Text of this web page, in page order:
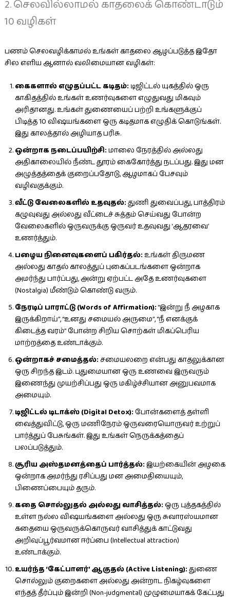
2. செலவில்லாமல் காதலைக் கொண்டாடும்
10 வழிகள்
பணம் செலவழிக்காமல் உங்கள் காதலை ஆழப்படுத்த இதோ
சில எளிய ஆனால் வலிமையான வழிகள்:
கைகளால் எழுதப்பட்ட கடிதம்: டிஜிட்டல் யுகத்தில் ஒரு
காகிதத்தில் உங்கள் உணர்வுகளை எழுதுவது மிகவும்
அரிதானது. உங்கள் துணையைப் பற்றி உங்களுக்குப்
பிடித்த 10 விஷயங்களை ஒரு கடிதமாக எழுதிக் கொடுங்கள்.
இது காலத்தால் அழியாத பரிசு.
ஒன்றாக நடைப்பயிற்சி:மாலை நேரத்தில் அல்லது
அதிகாலையில் நீண்ட தூரம் கைகோர்த்து நடப்பது. இது மன
அழுத்தத்தைக் குறைப்பதோடு, ஆழமாகப் பேசவும்
வழிவகுக்கும்.
வீட்டு வேலைகளில் உதவுதல்:துணி துவைப்பது, பாத்திரம்
கழுவுவது அல்லது வீட்டைச் சுத்தம் செய்வது போன்ற
வேலைகளில் ஒருவருக்கு ஒருவர் உதவுவது ‘ஆதரவை’
உணர்த்தும்.
பழைய நினைவுகளைப் பகிர்தல்:உங்கள் திருமண
அல்லது காதல் காலத்துப் புகைப்படங்களை ஒன்றாக
அமர்ந்து பார்ப்பது, அன்று ஏற்பட்ட அதே உணர்வுகளை
(Nostalgia) மீண்டும் கொண்டு வரும்.
நேரடிப் பாராட்டு (Words of Affirmation):“இன்று நீ அழகாக
இருக்கிறாய்”, “உனது சமையல் அருமை”, “நீ எனக்குக்
கிடைத்த வரம்” போன்ற சிறிய சொற்கள் மிகப்பெரிய
மாற்றத்தை உண்டாக்கும்.
ஒன்றாகச் சமைத்தல்:சமையலறை என்பது காதலுக்கான
ஒரு சிறந்த இடம். புதுமையான ஒரு உணவை இருவரும்
இணைந்து முயற்சிப்பது ஒரு மகிழ்ச்சியான அனுபவமாக
அமையும்.
டிஜிட்டல் டிடாக்ஸ் (Digital Detox):போன்களைத் தள்ளி
வைத்துவிட்டு, ஒரு மணிநேரம் ஒருவரையொருவர் உற்றுப்
பார்த்துப் பேசுங்கள். இது உங்கள் நெருக்கத்தைப்
பலப்படுத்தும்.
சூரிய அஸ்தமனத்தைப் பார்த்தல்:இயற்கையின் அழகை
ஒன்றாக அமர்ந்து ரசிப்பது மன அமைதியையும்,
பிணைப்பையும் தரும்.
கதை சொல்லுதல் அல்லது வாசித்தல்:ஒரு புத்தகத்தில்
உள்ள நல்ல விஷயங்களை அல்லது ஒரு சுவாரஸ்யமான
கதையை ஒருவருக்கொருவர் வாசித்துக் காட்டுவது
அறிவுப்பூர்வமான ஈர்ப்பை (Intellectual attraction)
உண்டாக்கும்.
உயர்ந்த ‘கேட்பாளர்’ ஆகுதல் (Active Listening):துணை
சொல்லும் குறைகளை அல்லது அன்றாட நிகழ்வுகளை
எந்தத் தீர்ப்பும் இன்றி (Non-judgmental) முழுமையாகக் கேட்பது